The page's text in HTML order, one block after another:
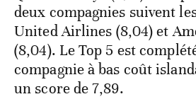
deux compagnies suivent
United Airlines (8,04) et
(8,04). Le Top 5 est
compagnie à bas coût
un score de 7,89.